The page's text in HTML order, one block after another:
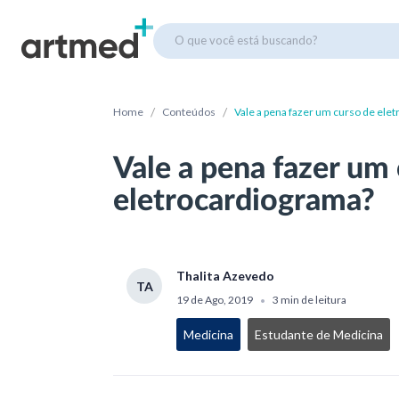
O que você está buscando?
Home / Conteúdos / Vale a pena fazer um curso de
Vale a pena fazer um
eletrocardiograma?
TA
Thalita Azevedo
19 de Ago, 2019 • 3 min de leitura
Medicina Estudante de Medicina